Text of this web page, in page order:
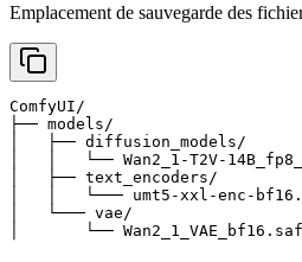
Emplacement de sauvegarde des
ComfyUI/
├── models/
│   ├── diffusion_models/
│   │   └── Wan2_1-T2V-
│   ├── text_encoders/
│   │   └─── umt5-xxl-enc-
│   └─── vae/
│       └──